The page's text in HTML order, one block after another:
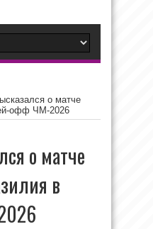
о матче
офф ЧМ-2026
о матче
в